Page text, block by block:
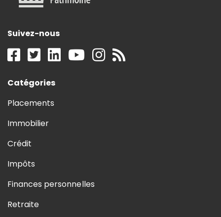
Suivez-nous
Catégories
Placements
Immobilier
Crédit
Impôts
Finances personnelles
Retraite